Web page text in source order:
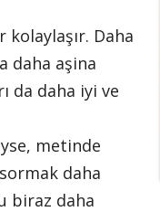
Daha
daha aşina
da daha iyi ve
metinde
daha
biraz daha